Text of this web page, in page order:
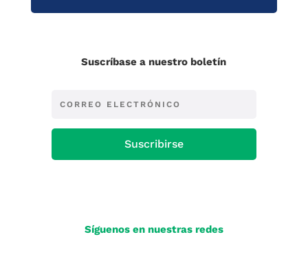
Suscríbase a nuestro boletín
Suscribirse
Síguenos en nuestras redes